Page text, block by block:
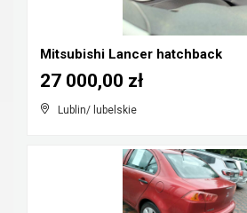
Mitsubishi Lancer hatchback
Lublin/ lubelskie
27 000,00 zł